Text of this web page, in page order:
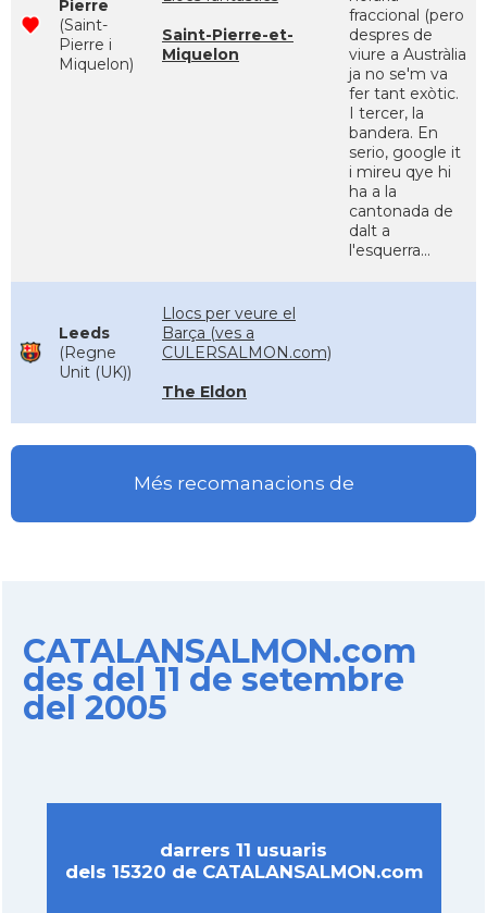
Pierre
(Saint-
Pierre i
Miquelon)
Saint-Pierre-et-
Miquelon
fraccional (pero
despres de
viure a Austràlia
ja no se'm va
fer tant exòtic.
I tercer, la
bandera. En
serio, google it
i mireu qye hi
ha a la
cantonada de
dalt a
l'esquerra...
Leeds
(Regne
Unit (UK))
Llocs per veure el
Barça (ves a
CULERSALMON.com)
The Eldon
Més recomanacions de
CATALANSALMON.com
des del 11 de setembre
del 2005
darrers 11 usuaris
dels 15320 de CATALANSALMON.com